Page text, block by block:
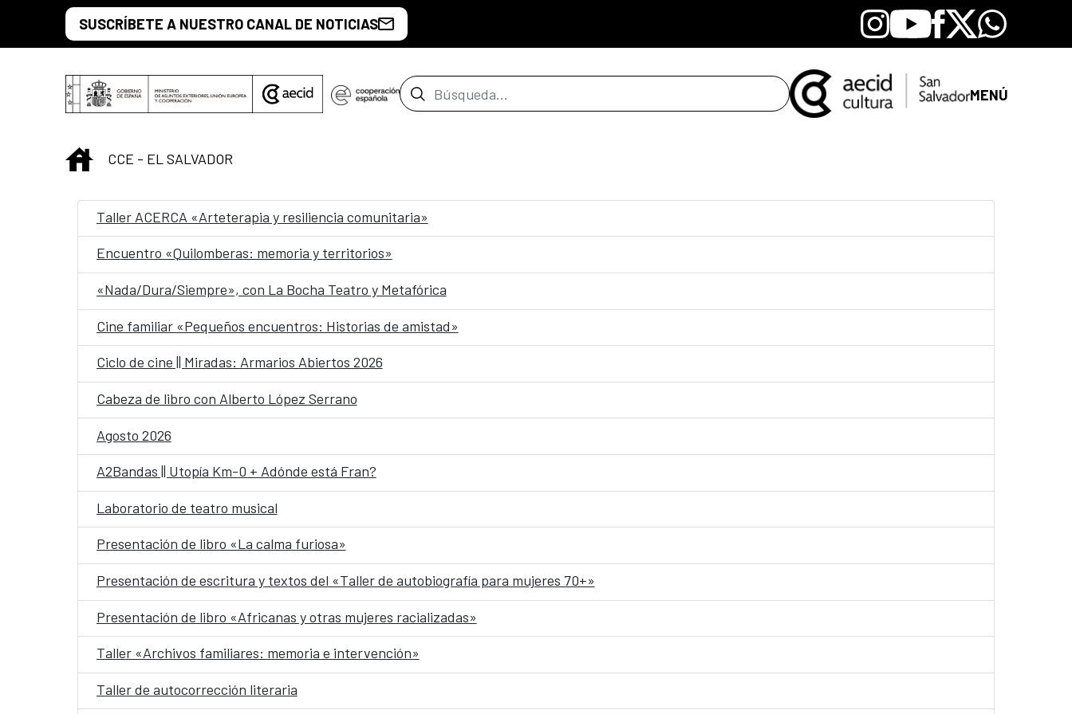
Saltar al contenido principal
SUSCRÍBETE A NUESTRO CANAL DE NOTICIAS Instagram
YoutubeFacebook
X Whatsapp
Barra de búsqueda MENÚ
INICIO
CCE - EL SALVADOR
Taller ACERCA «Arteterapia y resiliencia comunitaria»
Encuentro «Quilomberas: memoria y territorios»
«Nada/Dura/Siempre», con La Bocha Teatro y Metafórica
Cine familiar «Pequeños encuentros: Historias de amistad»
Ciclo de cine || Miradas: Armarios Abiertos 2026
Cabeza de libro con Alberto López Serrano
Agosto 2026
A2Bandas || Utopía Km-0 + Adónde está Fran?
Laboratorio de teatro musical
Presentación de libro «La calma furiosa»
Presentación de escritura y textos del «Taller de autobiografía para mujeres 70+»
Presentación de libro «Africanas y otras mujeres racializadas»
Taller «Archivos familiares: memoria e intervención»
Taller de autocorrección literaria